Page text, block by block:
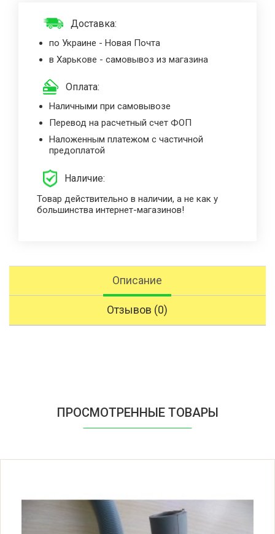
Доставка:
по Украине - Новая Почта
в Харькове - самовывоз из магазина
Оплата:
Наличными при самовывозе
Перевод на расчетный счет ФОП
Наложенным платежом с частичной
предоплатой
Наличие:
Товар действительно в наличии, а не как у
большинства интернет-магазинов!
Описание
Отзывов (0)
ПРОСМОТРЕННЫЕ ТОВАРЫ